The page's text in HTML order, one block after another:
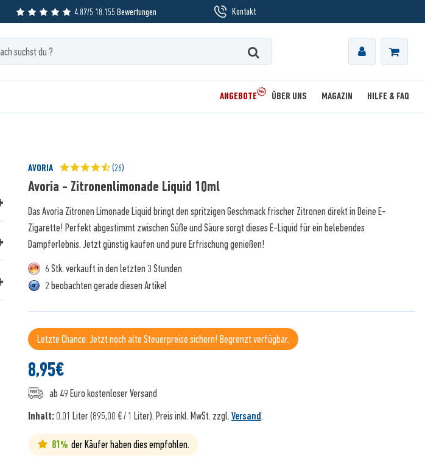
4.87/5 18.155 Bewertungen Kontakt
HILFE & FAQ
MAGAZIN
ÜBER UNS
ANGEBOTE
AVORIA (26)
Avoria - Zitronenlimonade Liquid 10ml
Das Avoria Zitronen Limonade Liquid bringt den spritzigen Geschmack frischer Zitronen direkt in Deine E-
Zigarette! Perfekt abgestimmt zwischen Süße und Säure sorgt dieses E-Liquid für ein belebendes
Dampferlebnis. Jetzt günstig kaufen und pure Erfrischung genießen!
6 Stk. verkauft in den letzten 3 Stunden
2 beobachten gerade diesen Artikel
Letzte Chance: Jetzt noch alte Steuerpreise sichern! Begrenzt verfügbar.
8,95€
ab 49 Euro kostenloser Versand
Inhalt:0.01 Liter (895,00 € / 1 Liter). Preis inkl. MwSt. zzgl. Versand.
81% der Käufer haben dies empfohlen.